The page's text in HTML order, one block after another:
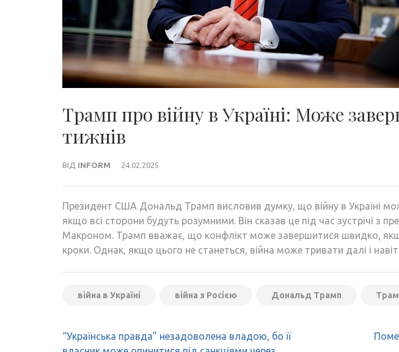
Трамп про війну в Україні: Може
тижнів
ВІД INFORM 24.02.2025
Президент США Дональд Трамп висловив думку, що війну в Україні
якщо всі сторони будуть розумними. Він сказав це під час зустрічі з
Макроном. Трамп вважає, що конфлікт може завершитися швидко,
кроки. Однак, якщо цього не станеться, війна може тривати далі і
війна в Україні війна з Росією Дональд Трамп
Навігація
“Українська правда” незадоволена владою, бо її